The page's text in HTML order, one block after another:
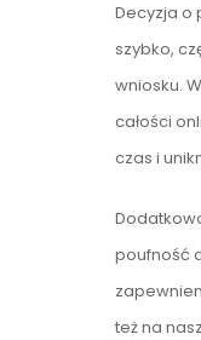
Decyzja o
szybko,
wniosku.
całości
czas i
poufność
też na